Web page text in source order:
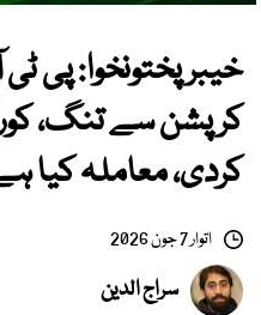
خیبرپختونخوا: پی
کرپشن سے تنگ،
کردی، معاملہ کیا
اتوار 7 جون 2026
سراج الدین